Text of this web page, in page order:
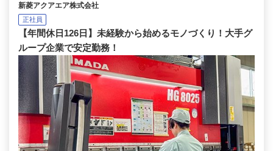
新菱アクアエア株式会社
正社員
【年間休日126日】未経験から始めるモノづくり！大手グ
ループ企業で安定勤務！